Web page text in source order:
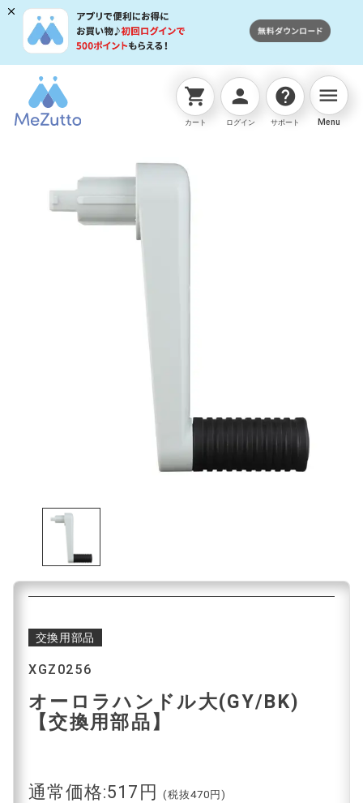
shopping_cart
カート
person
ログイン
help
サポート
menu
Menu
ネットストアTOP 交換用部品 オーロラハンドル大
交換用部品
XGZ0256
オーロラハンドル大(GY/BK)
【交換用部品】
通常価格:517円 (税抜470円)